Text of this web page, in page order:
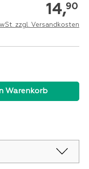
14,90
zzgl. Versandkosten
gewünschten
Warenkorb